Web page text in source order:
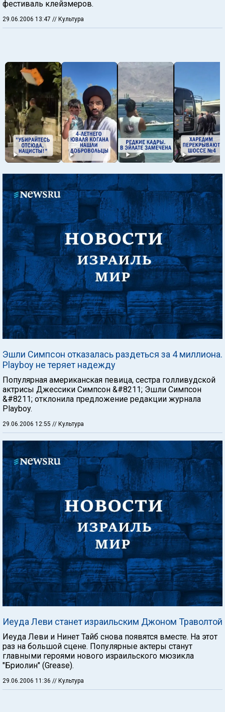
фестиваль клейзмеров.
29.06.2006 13:47 // Культура
Эшли Симпсон отказалась раздеться за 4 миллиона.
Playboy не теряет надежду
Популярная американская певица, сестра голливудской
актрисы Джессики Симпсон &#8211; Эшли Симпсон
&#8211; отклонила предложение редакции журнала
Playboy.
29.06.2006 12:55 // Культура
Иеуда Леви станет израильским Джоном Траволтой
Иеуда Леви и Нинет Тайб снова появятся вместе. На этот
раз на большой сцене. Популярные актеры станут
главными героями нового израильского мюзикла
"Бриолин" (Grease).
29.06.2006 11:36 // Культура